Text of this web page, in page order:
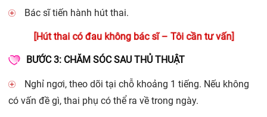
Bác sĩ tiến hành hút thai.
[Hút thai có đau không bác sĩ – Tôi cần tư vấn]
BƯỚC 3: CHĂM SÓC SAU THỦ THUẬT
Nghỉ ngơi, theo dõi tại chỗ khoảng 1 tiếng. Nếu không
có vấn đề gì, thai phụ có thể ra về trong ngày.